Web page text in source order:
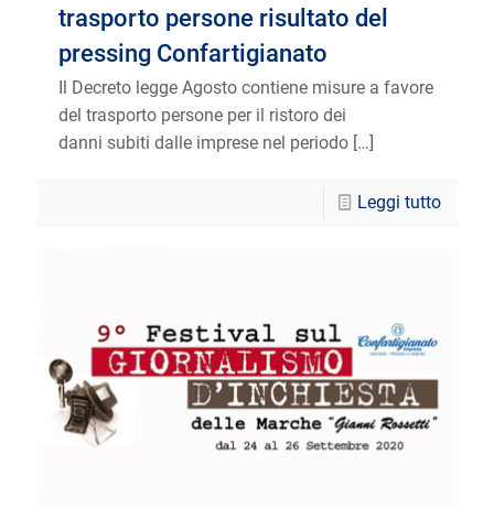
trasporto persone risultato del
pressing Confartigianato
Il Decreto legge Agosto contiene misure a favore
del trasporto persone per il ristoro dei
danni subiti dalle imprese nel periodo […]
Leggi tutto